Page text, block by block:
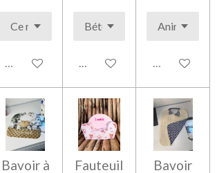
Voir les détails Voir les détails Voir les
Bavoir à
Fauteuil
Bavoir